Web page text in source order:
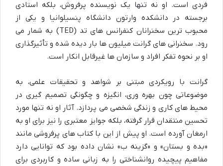
فردی است. او نه تنها یک نویسنده پرفروش، بلکه استادی
برجسته در دانشکده وارتون دانشگاه پنسیلوانیا و یکی از
محبوب ترین سخنرانان کنفرانس های تد (TED) به شمار می
رود. سخنرانی های گرانت میلیون ها بار دیده شده و تأثیرگذاری
او بر نحوه تفکر افراد و سازمان ها غیرقابل انکار است.
گرانت با رویکردی مبتنی بر شواهد و تحقیقات علمی، به
موضوعاتی چون بهره وری، انگیزه و چگونگی تصمیم گیری در
محیط های کاری و زندگی شخصی می پردازد. آثار او نه تنها مورد
تحسین منتقدان قرار گرفته، بلکه جوایز معتبری را نیز برای او به
ارمغان آورده است. او پیش از این با کتاب های پرفروشی مانند
«بده و بستان» و «گزینه ب» نشان داده بود که توانایی دارد
مفاهیم پیچیده روانشناختی را به زبانی ساده و کاربردی برای